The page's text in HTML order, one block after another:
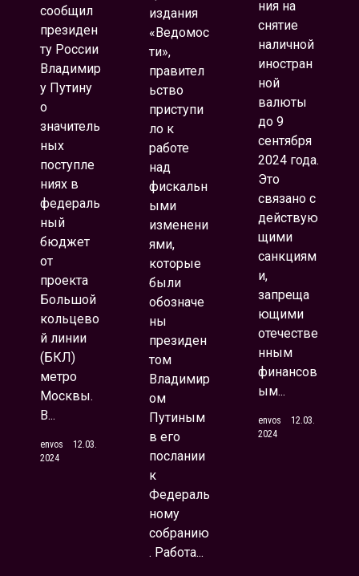
сообщил
президен
ту России
Владимир
у Путину
о
значитель
ных
поступле
ниях в
федераль
ный
бюджет
от
проекта
Большой
кольцево
й линии
(БКЛ)
метро
Москвы.
В...
envos
12.03.
2024
издания
«Ведомос
ти»,
правител
ьство
приступи
ло к
работе
над
фискальн
ыми
изменени
ями,
которые
были
обозначе
ны
президен
том
Владимир
ом
Путиным
в его
послании
к
Федераль
ному
собранию
. Работа...
ния на
снятие
наличной
иностран
ной
валюты
до 9
сентября
2024 года.
Это
связано с
действую
щими
санкциям
и,
запреща
ющими
отечестве
нным
финансов
ым...
envos
12.03.
2024